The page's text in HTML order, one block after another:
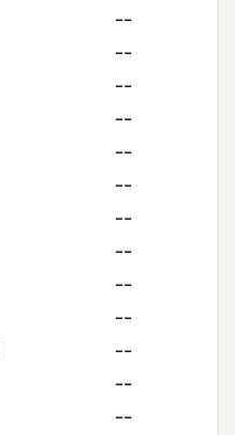
--
--
--
--
--
--
--
--
--
--
--
--
--